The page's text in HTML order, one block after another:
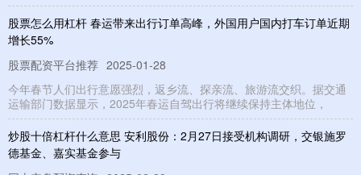
股票怎么用杠杆 春运带来出行订单高峰，外国用户国内打车订单近期
增长55%
股票配资平台推荐 2025-01-28
今年春节人们出行意愿强烈，返乡流、探亲流、旅游流交织。据交通
运输部门数据显示，2025年春运自驾出行将继续保持主体地位，
炒股十倍杠杆什么意思 安利股份：2月27日接受机构调研，交银施罗
德基金、嘉实基金参与